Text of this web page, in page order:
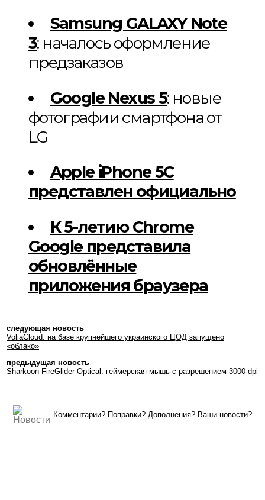
Samsung GALAXY Note
3: началось оформление
предзаказов
Google Nexus 5: новые
фотографии смартфона от
LG
Apple iPhone 5C
представлен официально
К 5-летию Chrome
Google представила
обновлённые
приложения браузера
следующая новость
VoliaCloud: на базе крупнейшего украинского ЦОД запущено
«облако»
предыдущая новость
Sharkoon FireGlider Optical: геймерская мышь с разрешением 3000 dpi
Комментарии? Поправки? Дополнения? Ваши новости?